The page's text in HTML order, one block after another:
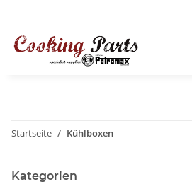
Startseite Kühlboxen
Kategorien